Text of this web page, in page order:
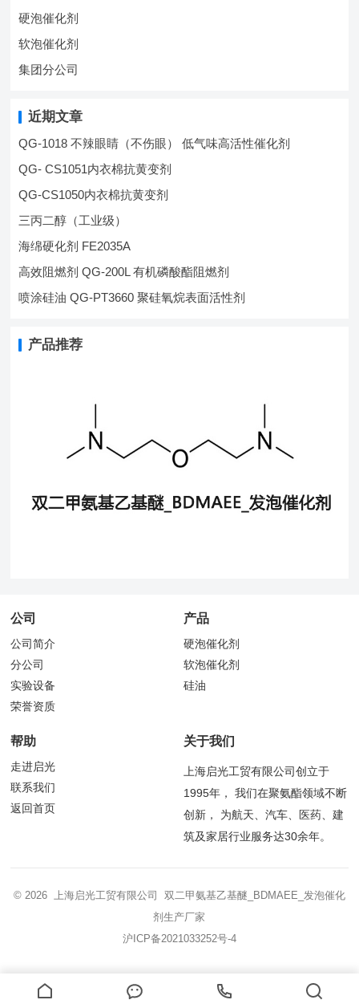
硬泡催化剂
软泡催化剂
集团分公司
近期文章
QG-1018 不辣眼睛（不伤眼） 低气味高活性催化剂
QG- CS1051内衣棉抗黄变剂
QG-CS1050内衣棉抗黄变剂
三丙二醇（工业级）
海绵硬化剂 FE2035A
高效阻燃剂 QG-200L 有机磷酸酯阻燃剂
喷涂硅油 QG-PT3660 聚硅氧烷表面活性剂
产品推荐
公司
公司简介
分公司
实验设备
荣誉资质
产品
硬泡催化剂
软泡催化剂
硅油
帮助
走进启光
联系我们
返回首页
关于我们
上海启光工贸有限公司创立于
1995年， 我们在聚氨酯领域不断
创新， 为航天、汽车、医药、建
筑及家居行业服务达30余年。
© 2026 上海启光工贸有限公司 双二甲氨基乙基醚_BDMAEE_发泡催化
剂生产厂家
沪ICP备2021033252号-4